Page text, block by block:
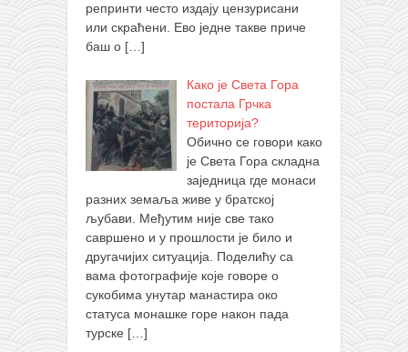
репринти често издају цензурисани
или скраћени. Ево једне такве приче
баш о […]
Како је Света Гора
постала Грчка
територија?
Обично се говори како
је Света Гора складна
заједница где монаси
разних земаља живе у братској
љубави. Међутим није све тако
савршено и у прошлости је било и
другачијих ситуација. Поделићу са
вама фотографије које говоре о
сукобима унутар манастира око
статуса монашке горе након пада
турске […]